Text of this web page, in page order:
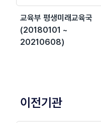
교육부 평생미래교육국
(20180101 ~
20210608)
이전기관